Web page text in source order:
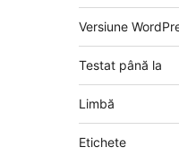
Versiune
Testat până la
Limbă
Etichete